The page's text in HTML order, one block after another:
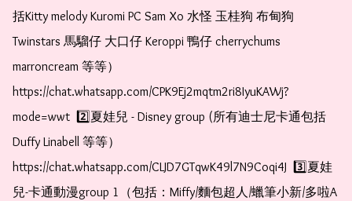
括Kitty melody Kuromi PC Sam Xo 水怪 玉桂狗 布甸狗
Twinstars 馬騮仔 大口仔 Keroppi 鴨仔 cherrychums
marroncream 等等）
https://chat.whatsapp.com/CPK9Ej2mqtm2ri8IyuKAWj?
mode=wwt  2️⃣夏娃兒 - Disney group (所有迪士尼卡通包括
Duffy Linabell 等等）
https://chat.whatsapp.com/CLJD7GTqwK49l7N9Coqi4J  3️⃣夏娃
兒-卡通動漫group 1（包括：Miffy/麵包超人/蠟筆小新/多啦A